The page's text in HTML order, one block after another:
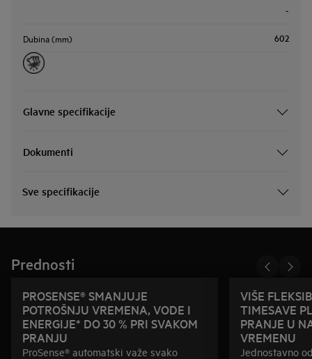
-
Dubina (mm) 602
Glavne specifikacije
Dokumenti
Sve specifikacije
Prednosti
PROSENSE® SMANJUJE
POTROŠNJU VREMENA, VODE I
ENERGIJE* DO 30 % PRI SVAKOM
PRANJU
ProSense® automatski važe svako
VIŠE
TIMESAVE
PRANJE U
VREMENU
Jednostavno